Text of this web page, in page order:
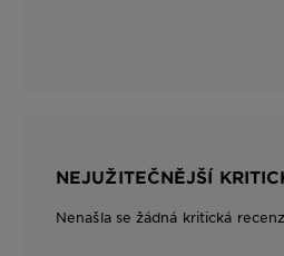
NEJUŽITEČNĚJŠÍ
Nenašla se žádná kritická